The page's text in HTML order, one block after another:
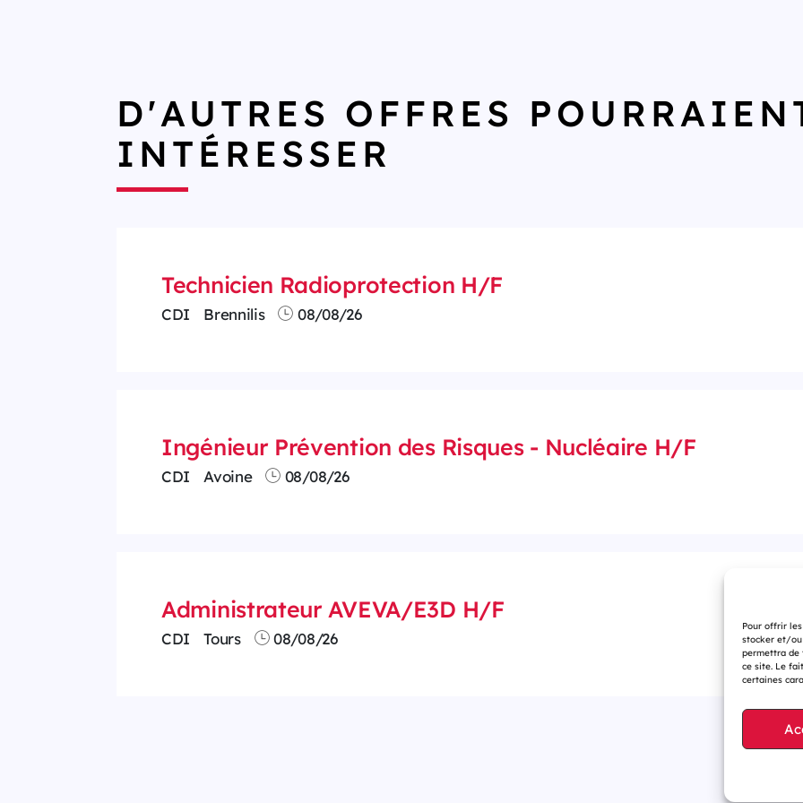
Pour offrir
stocker et/ou
permettra de
ce site. Le
certaines
D'AUTRES OFFRES
INTÉRESSER
Technicien Radioprotection H/F
CDI Brennilis 08/08/26
Ingénieur Prévention des Risques - Nucléaire H/F
CDI Avoine 08/08/26
Administrateur AVEVA/E3D H/F
CDI Tours 08/08/26